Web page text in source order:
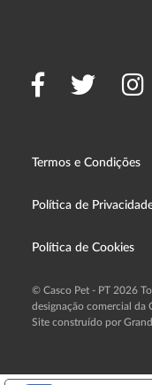
Termos e Condições
Política de
Política de Cookies
© Casco Pet - PT 2026
designação comercial da
Site construído por